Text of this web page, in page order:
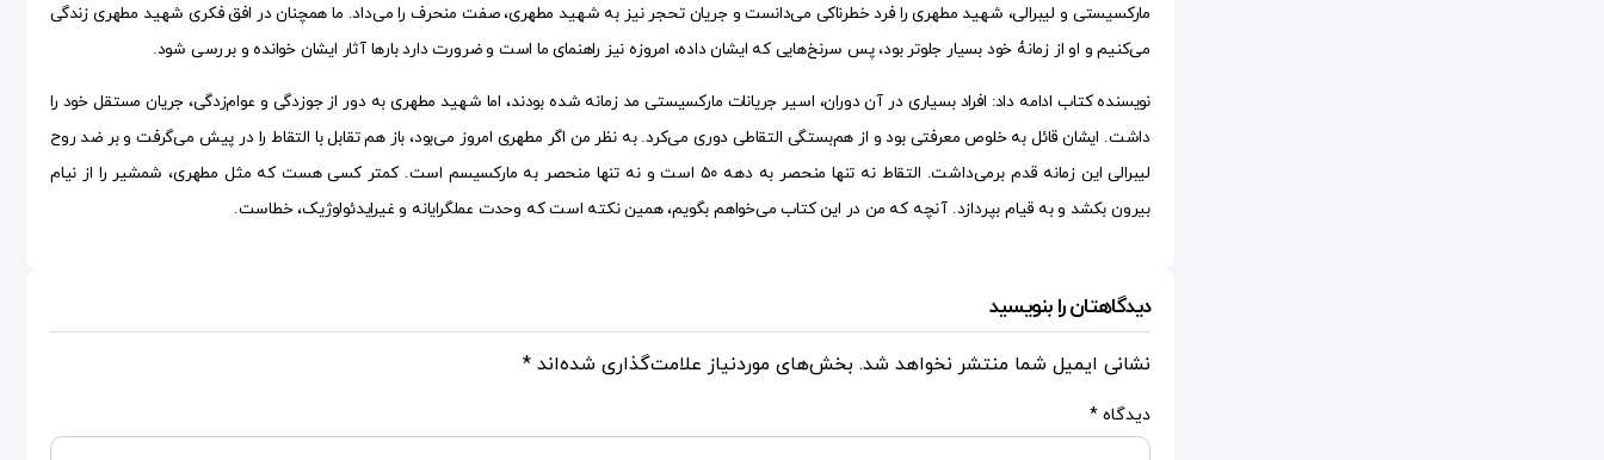
مارکسیستی و لیبرالی، شهید مطهری را فرد خطرناکی می‌دانست و جریان تحجر نیز به شهید مطهری، صفت منحرف را می‌داد. ما همچنان در افق فکری شهید مطهری زندگی
می‌کنیم و او از زمانۀ خود بسیار جلوتر بود، پس سرنخ‌هایی که ایشان داده، امروزه نیز راهنمای ما است و ضرورت دارد بارها آثار ایشان خوانده و بررسی شود.
نویسنده کتاب ادامه داد: افراد بسیاری در آن دوران، اسیر جریانات مارکسیستی مد زمانه شده بودند، اما شهید مطهری به دور از جوزدگی و عوام‌زدگی، جریان مستقل خود را
داشت. ایشان قائل به خلوص معرفتی بود و از هم‌بستگی التقاطی دوری می‌کرد. به نظر من اگر مطهری امروز می‌بود، باز هم تقابل با التقاط را در پیش می‌گرفت و بر ضد روح
لیبرالی این زمانه قدم بر‌می‌داشت. التقاط نه تنها منحصر به دهه ۵۰ است و نه تنها منحصر به مارکسیسم است. کمتر کسی هست که مثل مطهری، شمشیر را از نیام
بیرون بکشد و به قیام بپردازد. آنچه که من در این کتاب می‌خواهم بگویم، همین نکته است که وحدت عملگرایانه و غیرایدئولوژیک، خطاست.
دیدگاهتان را بنویسید
نشانی ایمیل شما منتشر نخواهد شد. بخش‌های موردنیاز علامت‌گذاری شده‌اند *
دیدگاه *